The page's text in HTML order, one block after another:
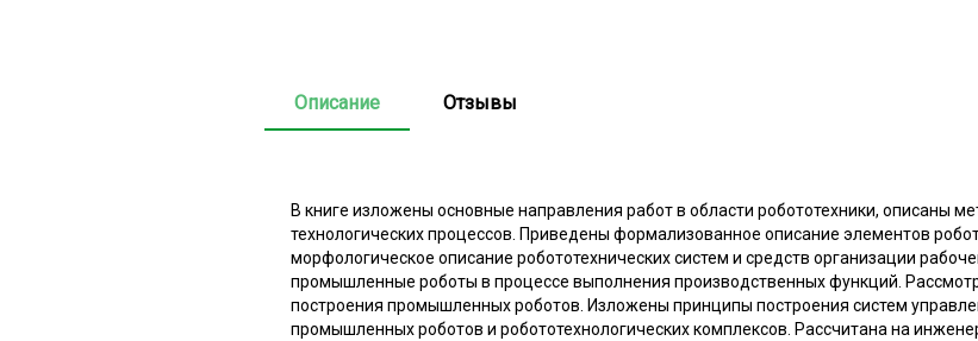
Описание Отзывы
В книге изложены основные направления работ в области робототехники, описаны
технологических процессов. Приведены формализованное описание элементов
морфологическое описание робототехнических систем и средств организации
промышленные роботы в процессе выполнения производственных функций.
построения промышленных роботов. Изложены принципы построения систем
промышленных роботов и робототехнологических комплексов. Рассчитана на